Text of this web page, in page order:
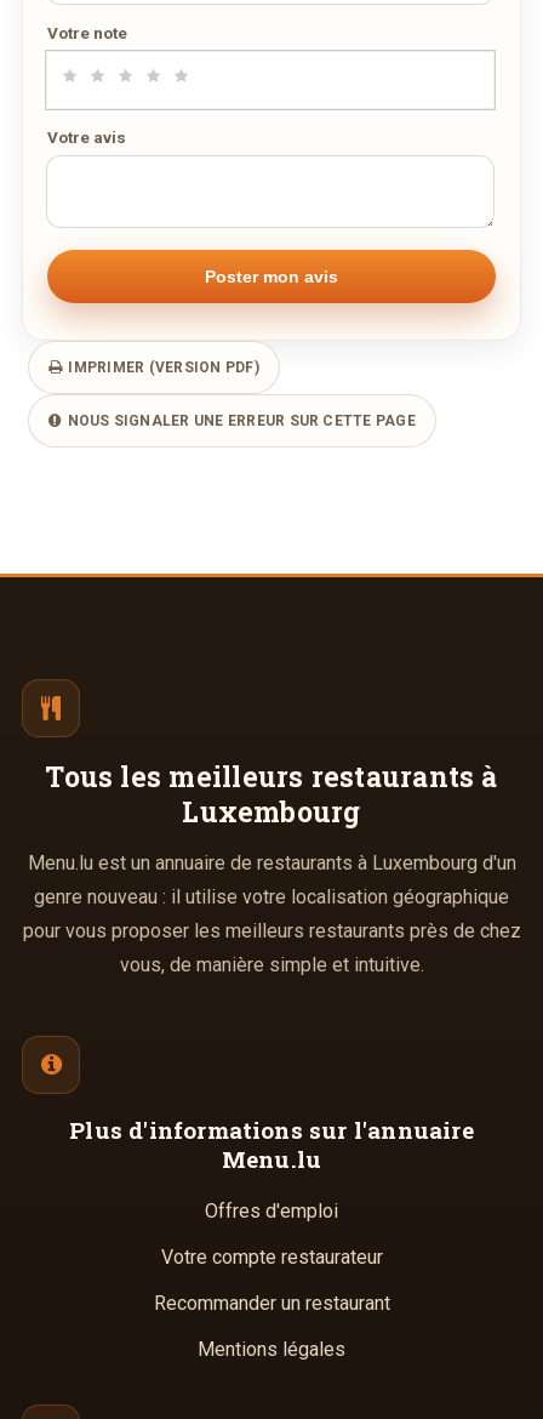
Votre note
Votre avis
IMPRIMER (VERSION PDF)
NOUS SIGNALER UNE ERREUR SUR CETTE PAGE
Tous les meilleurs restaurants à
Luxembourg
Menu.lu est un annuaire de restaurants à Luxembourg d'un
genre nouveau : il utilise votre localisation géographique
pour vous proposer les meilleurs restaurants près de chez
vous, de manière simple et intuitive.
Plus d'informations sur l'annuaire
Menu.lu
Offres d'emploi
Votre compte restaurateur
Recommander un restaurant
Mentions légales